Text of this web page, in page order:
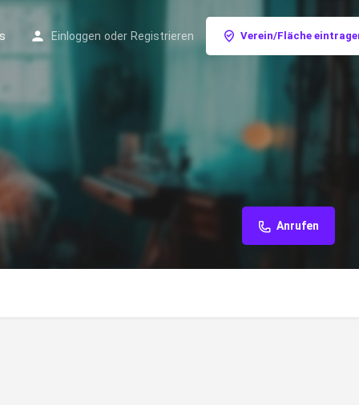
Einloggen oder Registrieren Verein/Fläche
Anrufen